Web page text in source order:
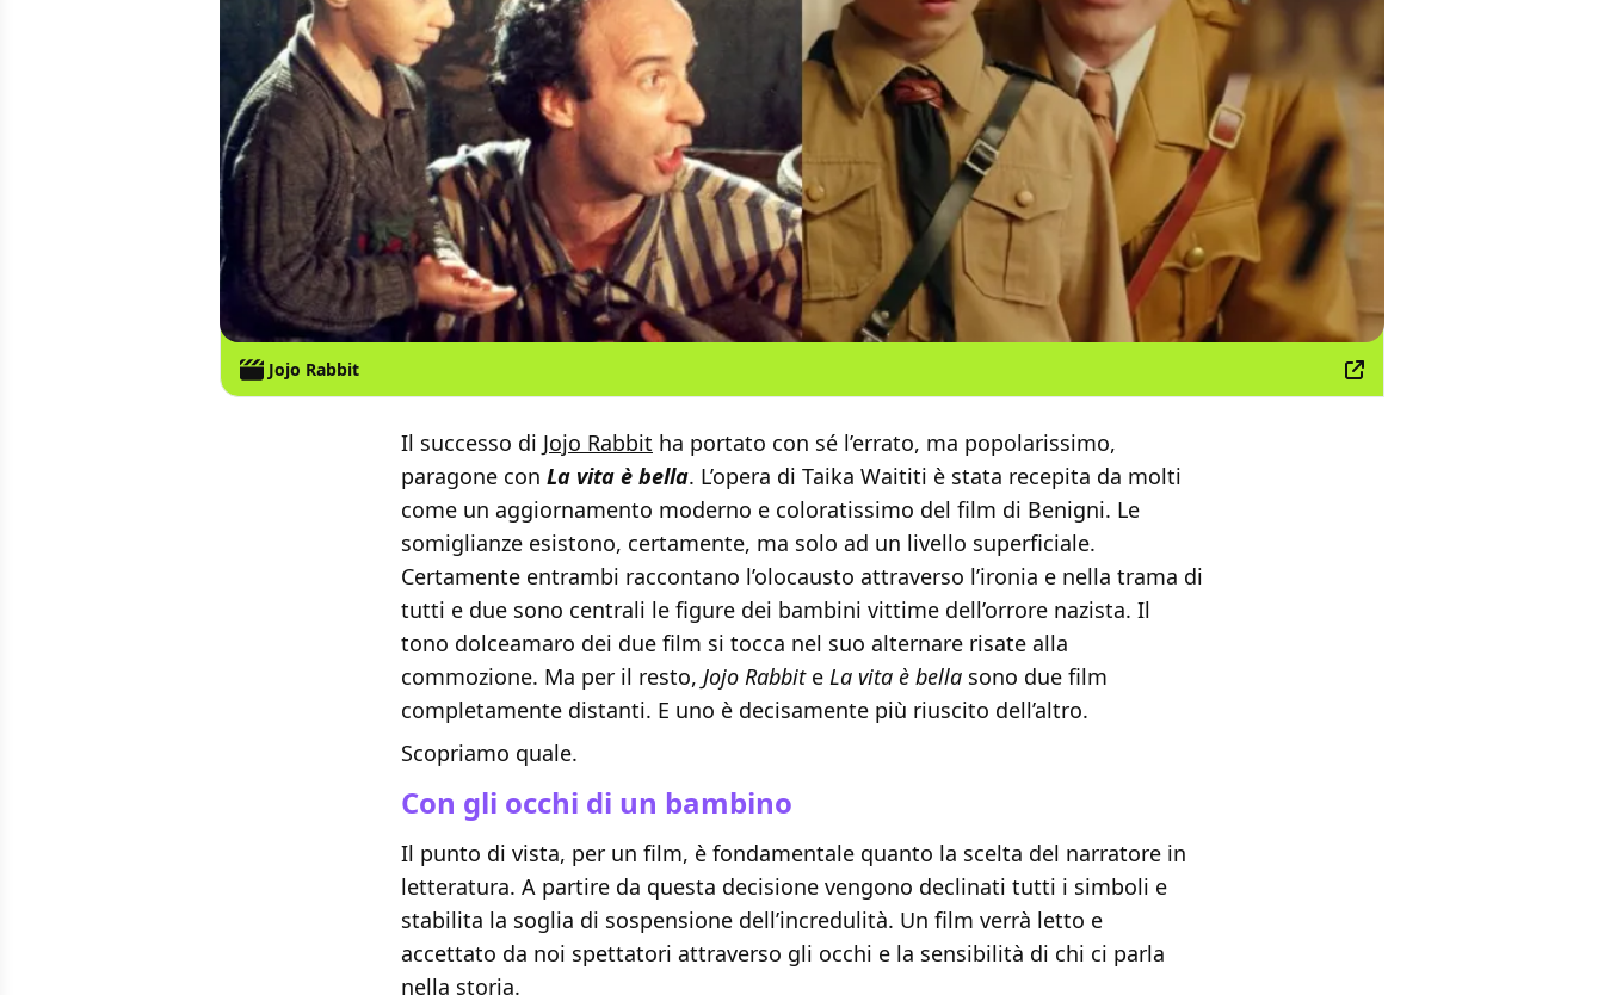
Jojo Rabbit
Il successo di Jojo Rabbit ha portato con sé l’errato, ma popolarissimo,
paragone con La vita è bella. L’opera di Taika Waititi è stata recepita da molti
come un aggiornamento moderno e coloratissimo del film di Benigni. Le
somiglianze esistono, certamente, ma solo ad un livello superficiale.
Certamente entrambi raccontano l’olocausto attraverso l’ironia e nella trama di
tutti e due sono centrali le figure dei bambini vittime dell’orrore nazista. Il
tono dolceamaro dei due film si tocca nel suo alternare risate alla
commozione. Ma per il resto, Jojo Rabbite La vita è bella sono due film
completamente distanti. E uno è decisamente più riuscito dell’altro.
Scopriamo quale.
Con gli occhi di un bambino
Il punto di vista, per un film, è fondamentale quanto la scelta del narratore in
letteratura. A partire da questa decisione vengono declinati tutti i simboli e
stabilita la soglia di sospensione dell’incredulità. Un film verrà letto e
accettato da noi spettatori attraverso gli occhi e la sensibilità di chi ci parla
nella storia.